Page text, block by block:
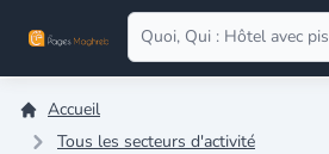
Accueil
Tous les secteurs d'activité